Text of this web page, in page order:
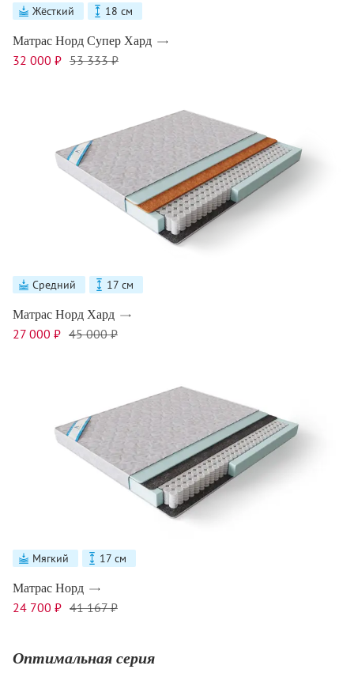
Жёсткий 18 см
Матрас Норд Супер Хард
32 000 ₽ 53 333 ₽
Средний 17 см
Матрас Норд Хард
27 000 ₽ 45 000 ₽
Мягкий 17 см
Матрас Норд
24 700 ₽ 41 167 ₽
Оптимальная серия